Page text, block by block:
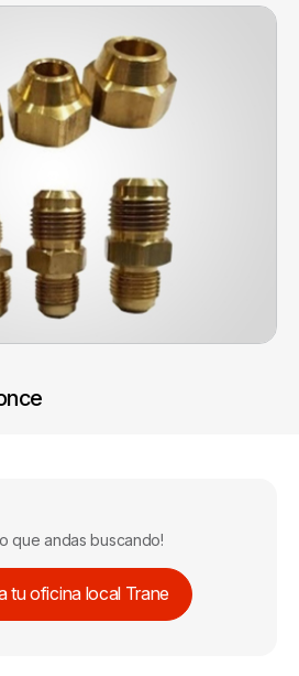
que andas buscando!
tu oficina local Trane